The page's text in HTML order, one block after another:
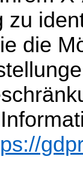
zu
die